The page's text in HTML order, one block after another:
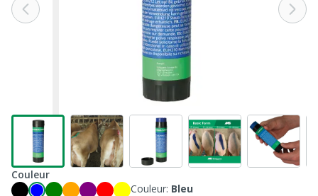
Couleur
Couleur: Bleu